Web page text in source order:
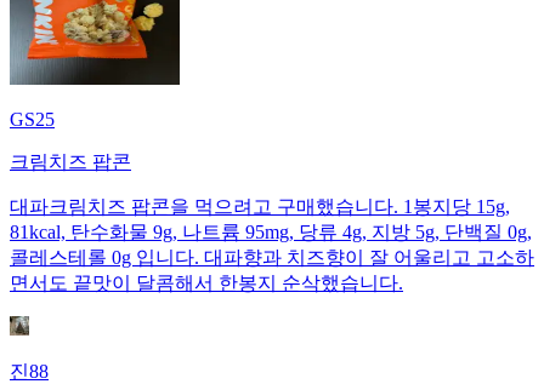
GS25
크림치즈 팝콘
대파크림치즈 팝콘을 먹으려고 구매했습니다. 1봉지당 15g,
81kcal, 탄수화물 9g, 나트륨 95mg, 당류 4g, 지방 5g, 단백질 0g,
콜레스테롤 0g 입니다. 대파향과 치즈향이 잘 어울리고 고소하
면서도 끝맛이 달콤해서 한봉지 순삭했습니다.
진88